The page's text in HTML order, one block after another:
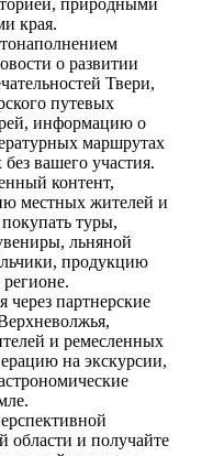
края.
о развитии
Твери,
путевых
информацию о
маршрутах
вашего участия.
контент,
местных жителей и
туры,
льняной
продукцию
через партнерские
и ремесленных
на экскурсии,
области и получайте